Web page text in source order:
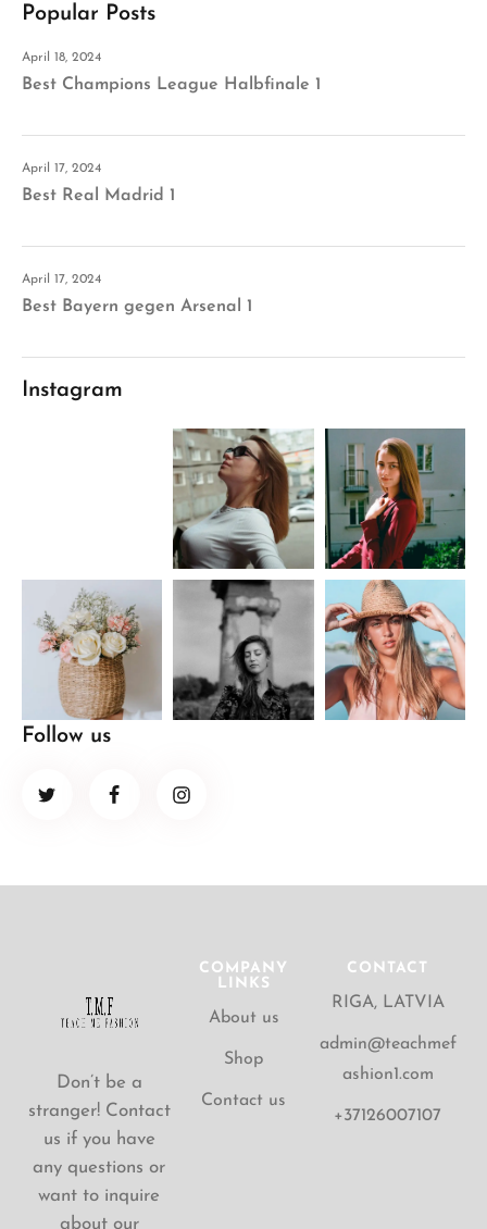
Popular Posts
April 18, 2024
Best Champions League Halbfinale 1
April 17, 2024
Best Real Madrid 1
April 17, 2024
Best Bayern gegen Arsenal 1
Instagram
Follow us
Don’t be a
stranger! Contact
us if you have
any questions or
want to inquire
about our
COMPANY
LINKS
About us
Shop
Contact us
CONTACT
RIGA, LATVIA
admin@teachmef
ashion1.com
+37126007107